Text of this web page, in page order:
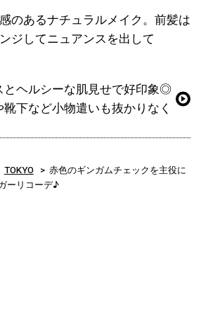
のあるナチュラルメイク。前髪は
ジしてニュアンスを出して
とヘルシーな肌見せで好印象◎
下など小物遣いも抜かりなく
TOKYO
赤色のギンガムチェックを主役に
ーリコーデ♪